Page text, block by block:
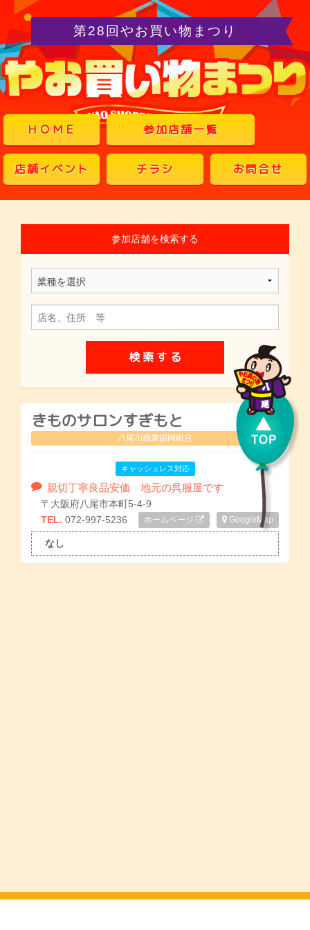
第28回やお買い物まつり
ＨＯＭＥ 参加店舗一覧
店舗イベント チラシ お問合せ
参加店舗を検索する
きものサロンすぎもと
八尾市商業協同組合
キャッシュレス対応
親切丁寧良品安価 地元の呉服屋です
〒大阪府八尾市本町5-4-9
GoogleMap
ホームページ
TEL. 072-997-5236
なし